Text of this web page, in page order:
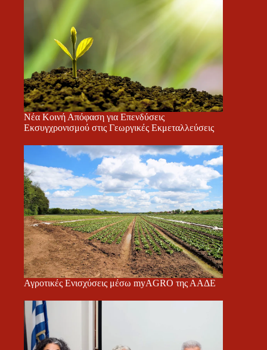
Νέα Κοινή Απόφαση για Επενδύσεις
Εκσυγχρονισμού στις Γεωργικές Εκμεταλλεύσεις
Αγροτικές Ενισχύσεις μέσω myAGRO της ΑΑΔΕ